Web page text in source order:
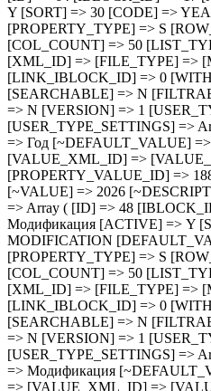
=> Год [~DEFAULT_VALUE] => [VALUE_ENUM] => [VALUE_XML_ID] => [VALUE_SORT] => [VALUE] => 2026 [PROPERTY_VALUE_ID] => 188369717 [DESCRIPTION] => [~VALUE] => 2026 [~DESCRIPTION] => ) [MODIFICATION] => Array ( [ID] => 48 [IBLOCK_ID] => 17 [NAME] => Модификация [ACTIVE] => Y [SORT] => 40 [CODE] => MODIFICATION [DEFAULT_VALUE] => [PROPERTY_TYPE] => S [ROW_COUNT] => 1 [COL_COUNT] => 50 [LIST_TYPE] => L [MULTIPLE] => N [XML_ID] => [FILE_TYPE] => [MULTIPLE_CNT] => 5 [LINK_IBLOCK_ID] => 0 [WITH_DESCRIPTION] => N [SEARCHABLE] => N [FILTRABLE] => N [IS_REQUIRED] => N [VERSION] => 1 [USER_TYPE] => [USER_TYPE_SETTINGS] => Array ( ) [HINT] => [~NAME] => Модификация [~DEFAULT_VALUE] => [VALUE_ENUM] => [VALUE_XML_ID] => [VALUE_SORT] => [VALUE] => 2.0T 4WD (231 л.с.) [PROPERTY_VALUE_ID] => 188369594 [DESCRIPTION] => [~VALUE] => 2.0T 4WD (231 л.с.) [~DESCRIPTION] => ) [STOCK] => Array ( [ID] => 65 [IBLOCK_ID] => 17 [NAME] => Наличие / поставка [ACTIVE] => Y [SORT] => 50 [CODE] => STOCK [DEFAULT_VALUE] => [PROPERTY_TYPE] => S [ROW_COUNT] => 1 [COL_COUNT] => 50 [LIST_TYPE] => L [MULTIPLE] => N [XML_ID] => [FILE_TYPE] => [MULTIPLE_CNT] => 5 [LINK_IBLOCK_ID] => 0 [WITH_DESCRIPTION] => N [SEARCHABLE] => N [FILTRABLE] => N [IS_REQUIRED] => N [VERSION] => 1 [USER_TYPE] => [USER_TYPE_SETTINGS] => Array ( ) [HINT] => [~NAME] => Наличие / поставка [~DEFAULT_VALUE] => [VALUE_ENUM] => [VALUE_XML_ID] => [VALUE_SORT] => [VALUE] => В наличии [PROPERTY_VALUE_ID] => 188369718 [DESCRIPTION] => [~VALUE] => В наличии [~DESCRIPTION] => ) [RRP] => Array ( [ID] => 59 [IBLOCK_ID] => 17 [NAME] => РРП [ACTIVE] => Y [SORT] => 60 [CODE] => RRP [DEFAULT_VALUE] => [PROPERTY_TYPE] => N [ROW_COUNT] => 1 [COL_COUNT] => 50 [LIST_TYPE] => L [MULTIPLE] => N [XML_ID] => [FILE_TYPE] => [MULTIPLE_CNT] => 5 [LINK_IBLOCK_ID] => 0 [WITH_DESCRIPTION] => N [SEARCHABLE] => N [FILTRABLE] => N [IS_REQUIRED] => N [VERSION] => 1 [USER_TYPE] => [USER_TYPE_SETTINGS] => Array ( ) [HINT] => [~NAME] => РРП [~DEFAULT_VALUE] => [VALUE_ENUM] => [VALUE_XML_ID] => [VALUE_SORT] => [VALUE] => 4949000 [PROPERTY_VALUE_ID] => 188369712 [DESCRIPTION] => [~VALUE] => 4949000 [~DESCRIPTION] => ) [VIN] => Array ( [ID] => 45 [IBLOCK_ID] => 17 [NAME] => VIN [ACTIVE] => Y [SORT] => 500 [CODE] => VIN [DEFAULT_VALUE] => [PROPERTY_TYPE] => S [ROW_COUNT] => 1 [COL_COUNT] => 50 [LIST_TYPE] => L [MULTIPLE] => N [XML_ID] => [FILE_TYPE] => [MULTIPLE_CNT] => 5 [LINK_IBLOCK_ID] => 0 [WITH_DESCRIPTION] => N [SEARCHABLE] => N [FILTRABLE] => N [IS_REQUIRED] => N [VERSION] => 1 [USER_TYPE] => [USER_TYPE_SETTINGS] => Array ( ) [HINT] => [~NAME] => VIN